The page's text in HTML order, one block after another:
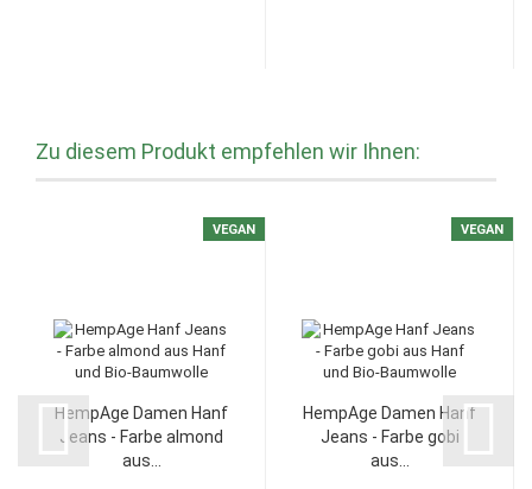
Zu diesem Produkt empfehlen wir Ihnen:
VEGAN
HempAge Damen Hanf
Jeans - Farbe almond
aus...
VEGAN
HempAge Damen Hanf
Jeans - Farbe gobi
aus...